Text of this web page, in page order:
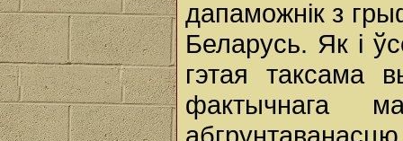
дапаможнік з
Беларусь. Як і
гэтая таксама
фактычнага